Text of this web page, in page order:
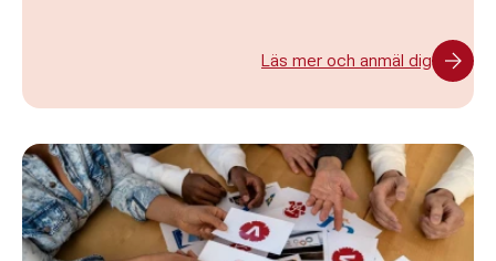
Läs mer och anmäl dig